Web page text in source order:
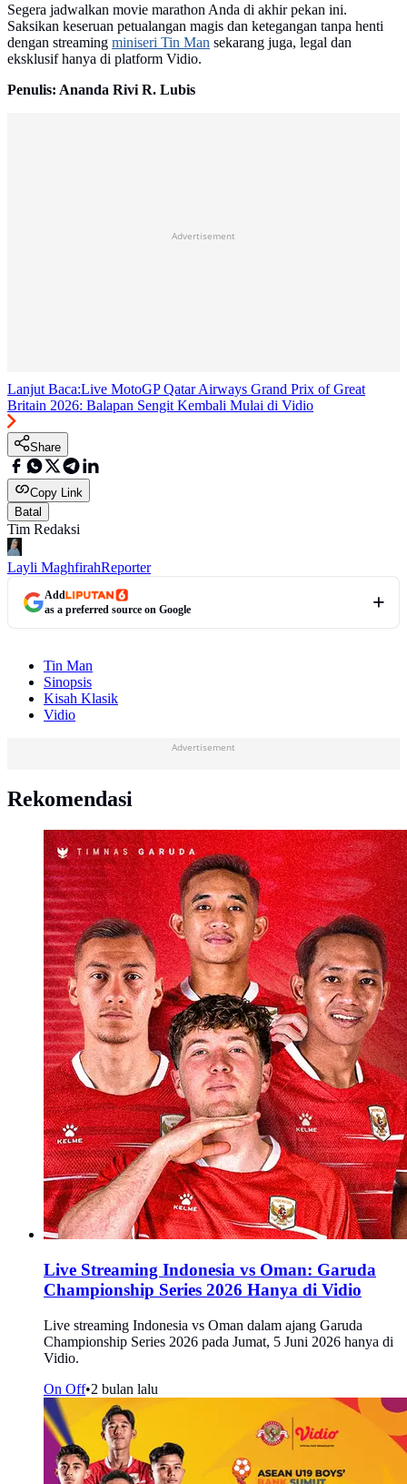
Segera jadwalkan movie marathon Anda di akhir pekan ini.
Saksikan keseruan petualangan magis dan ketegangan tanpa henti
dengan streaming miniseri Tin Man sekarang juga, legal dan
eksklusif hanya di platform Vidio.
Penulis: Ananda Rivi R. Lubis
Advertisement
Lanjut Baca:Live MotoGP Qatar Airways Grand Prix of Great
Britain 2026: Balapan Sengit Kembali Mulai di Vidio
Share
Copy Link
Batal
Tim Redaksi
Layli MaghfirahReporter
Add
as a preferred source on Google
Tin Man
Sinopsis
Kisah Klasik
Vidio
Advertisement
Rekomendasi
Live Streaming Indonesia vs Oman: Garuda
Championship Series 2026 Hanya di Vidio
Live streaming Indonesia vs Oman dalam ajang Garuda
Championship Series 2026 pada Jumat, 5 Juni 2026 hanya di
Vidio.
On Off•2 bulan lalu